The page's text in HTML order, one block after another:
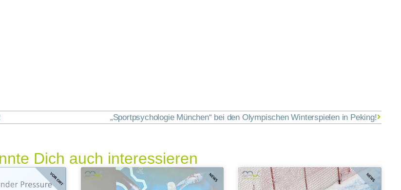
„Sportpsychologie München“ bei den Olympischen Winterspielen in Peking!
Dich auch interessieren